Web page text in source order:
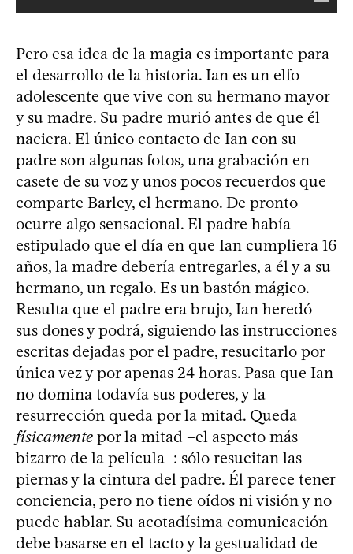
Pero esa idea de la magia es importante para
el desarrollo de la historia. Ian es un elfo
adolescente que vive con su hermano mayor
y su madre. Su padre murió antes de que él
naciera. El único contacto de Ian con su
padre son algunas fotos, una grabación en
casete de su voz y unos pocos recuerdos que
comparte Barley, el hermano. De pronto
ocurre algo sensacional. El padre había
estipulado que el día en que Ian cumpliera 16
años, la madre debería entregarles, a él y a su
hermano, un regalo. Es un bastón mágico.
Resulta que el padre era brujo, Ian heredó
sus dones y podrá, siguiendo las instrucciones
escritas dejadas por el padre, resucitarlo por
única vez y por apenas 24 horas. Pasa que Ian
no domina todavía sus poderes, y la
resurrección queda por la mitad. Queda
físicamente por la mitad –el aspecto más
bizarro de la película–: sólo resucitan las
piernas y la cintura del padre. Él parece tener
conciencia, pero no tiene oídos ni visión y no
puede hablar. Su acotadísima comunicación
debe basarse en el tacto y la gestualidad de